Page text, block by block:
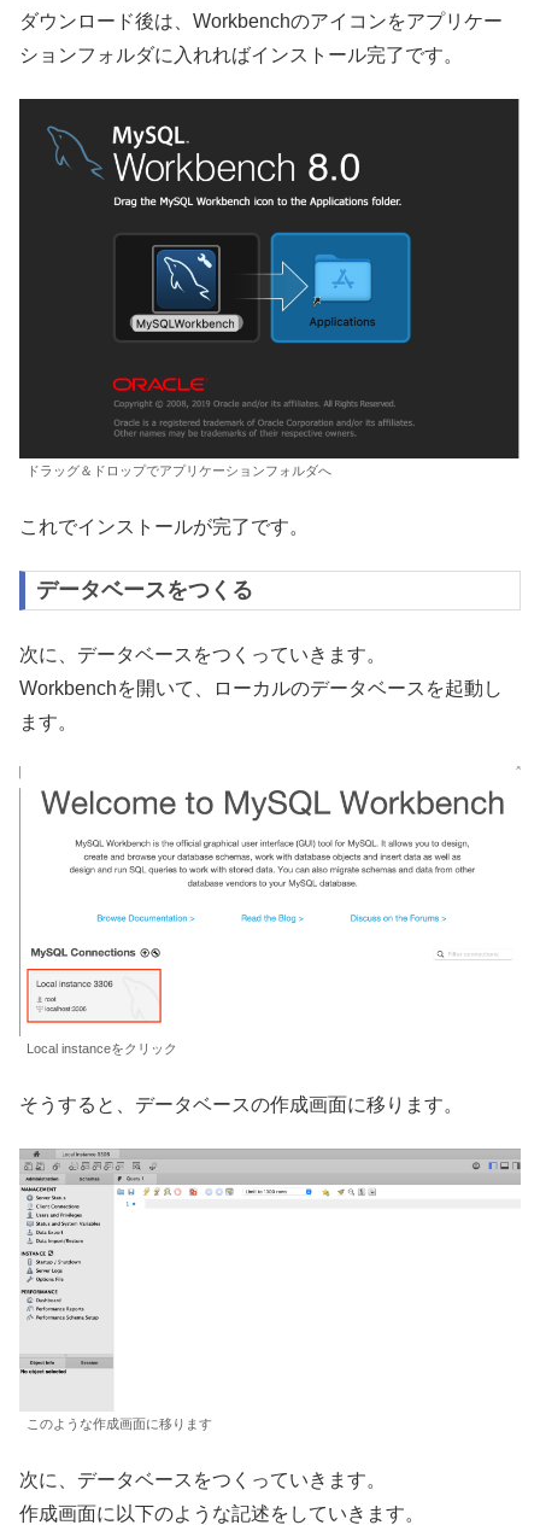
ダウンロード後は、Workbenchのアイコンをアプリケー
ションフォルダに入れればインストール完了です。
ドラッグ＆ドロップでアプリケーションフォルダへ
これでインストールが完了です。
データベースをつくる
次に、データベースをつくっていきます。
Workbenchを開いて、ローカルのデータベースを起動し
ます。
Local instanceをクリック
そうすると、データベースの作成画面に移ります。
このような作成画面に移ります
次に、データベースをつくっていきます。
作成画面に以下のような記述をしていきます。